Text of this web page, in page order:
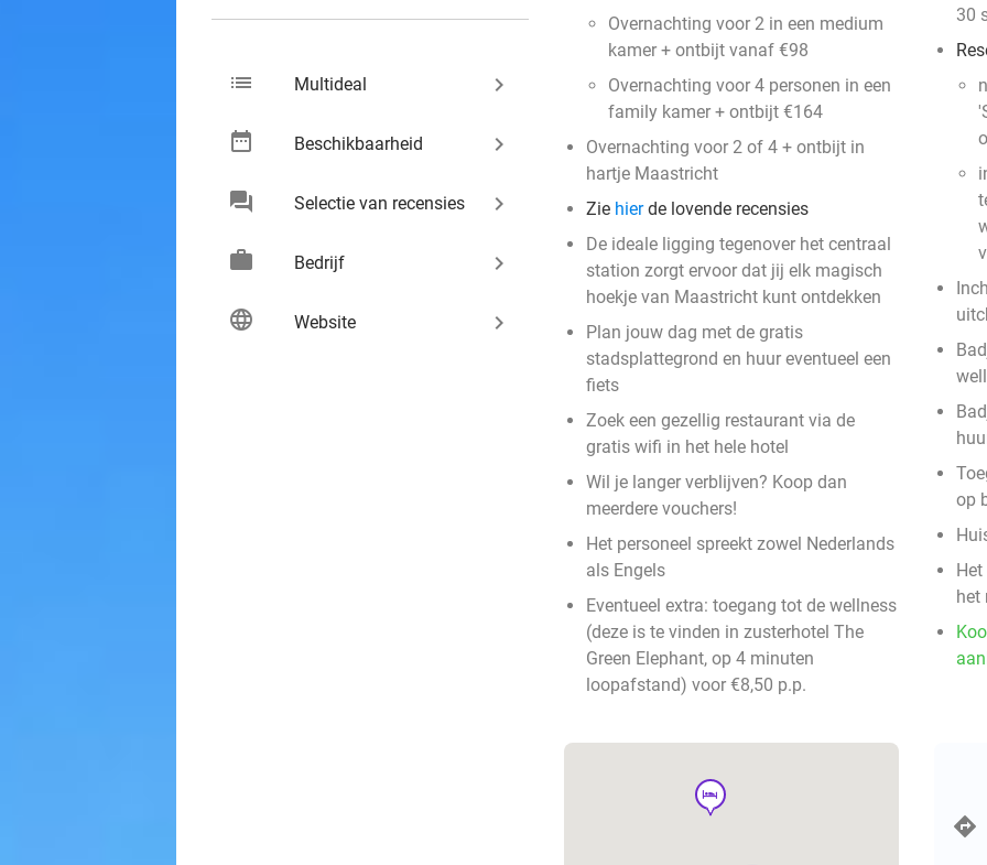
list Multideal keyboard_arrow_right
date_range Beschikbaarheid keyboard_arrow_right
chat Selectie van recensies keyboard_arrow_right
work Bedrijf keyboard_arrow_right
language Website keyboard_arrow_right
Overnachting voor 2 in een medium
kamer + ontbijt vanaf €98
Overnachting voor 4 personen in een
family kamer + ontbijt €164
Overnachting voor 2 of 4 + ontbijt in
hartje Maastricht
Zie hierde lovende recensies
De ideale ligging tegenover het centraal
station zorgt ervoor dat jij elk magisch
hoekje van Maastricht kunt ontdekken
Plan jouw dag met de gratis
stadsplattegrond en huur eventueel een
fiets
Zoek een gezellig restaurant via de
gratis wifi in het hele hotel
Wil je langer verblijven? Koop dan
meerdere vouchers!
Het personeel spreekt zowel Nederlands
als Engels
Eventueel extra: toegang tot de wellness
(deze is te vinden in zusterhotel The
Green Elephant, op 4 minuten
loopafstand) voor €8,50 p.p.
30
op
het
hotel